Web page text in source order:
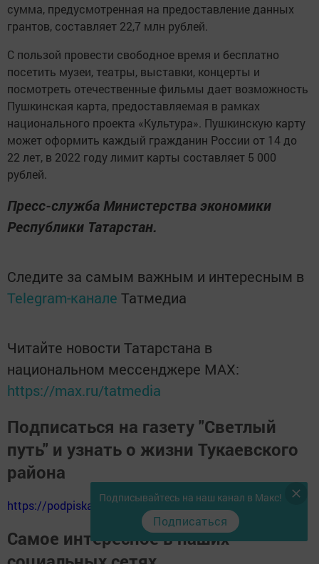
сумма, предусмотренная на предоставление данных
грантов, составляет 22,7 млн рублей.
С пользой провести свободное время и бесплатно
посетить музеи, театры, выставки, концерты и
посмотреть отечественные фильмы дает возможность
Пушкинская карта, предоставляемая в рамках
национального проекта «Культура». Пушкинскую карту
может оформить каждый гражданин России от 14 до
22 лет, в 2022 году лимит карты составляет 5 000
рублей.
Пресс-служба Министерства экономики
Республики Татарстан.
Следите за самым важным и интересным в
Telegram-канале Татмедиа
Читайте новости Татарстана в
национальном мессенджере MАХ:
https://max.ru/tatmedia
Подписаться на газету "Светлый
путь" и узнать о жизни Тукаевского
района
https://podpiska.pochta.ru/press/%D0%9F9511
Самое интересное в наших
Подписывайтесь на наш канал в Макс!
Подписаться